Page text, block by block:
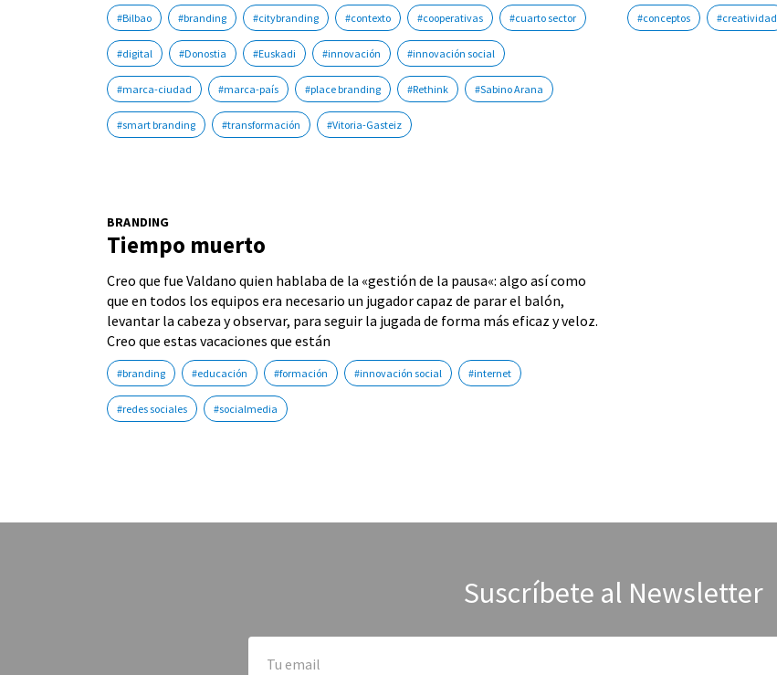
#Bilbao #branding #citybranding #contexto #cooperativas #cuarto sector
#digital #Donostia #Euskadi #innovación #innovación social
#marca-ciudad #marca-país #place branding #Rethink #Sabino Arana
#smart branding #transformación #Vitoria-Gasteiz
#conceptos #creatividad
BRANDING
Tiempo muerto
Creo que fue Valdano quien hablaba de la «gestión de la pausa«: algo así como
que en todos los equipos era necesario un jugador capaz de parar el balón,
levantar la cabeza y observar, para seguir la jugada de forma más eficaz y veloz.
Creo que estas vacaciones que están
#branding #educación #formación #innovación social #internet
#redes sociales #socialmedia
Suscríbete al Newsletter